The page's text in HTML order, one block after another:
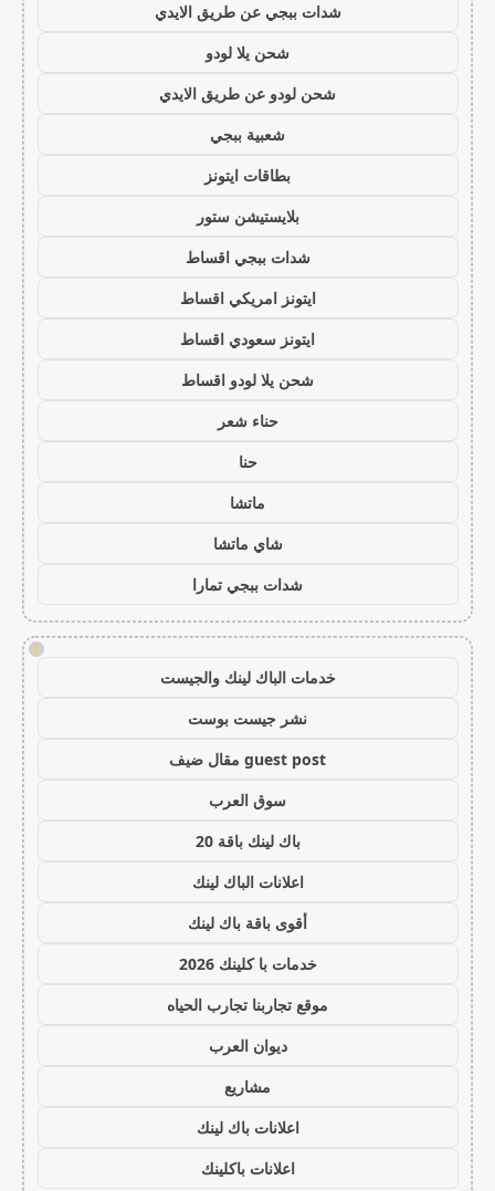
شدات ببجي عن طريق الايدي
شحن يلا لودو
شحن لودو عن طريق الايدي
شعبية ببجي
بطاقات ايتونز
بلايستيشن ستور
شدات ببجي اقساط
ايتونز امريكي اقساط
ايتونز سعودي اقساط
شحن يلا لودو اقساط
حناء شعر
حنا
ماتشا
شاي ماتشا
شدات ببجي تمارا
!
خدمات الباك لينك والجيست
نشر جيست بوست
guest post مقال ضيف
سوق العرب
باك لينك باقة 20
اعلانات الباك لينك
أقوى باقة باك لينك
خدمات با كلينك 2026
موقع تجاربنا تجارب الحياه
ديوان العرب
مشاريع
اعلانات باك لينك
اعلانات باكلينك